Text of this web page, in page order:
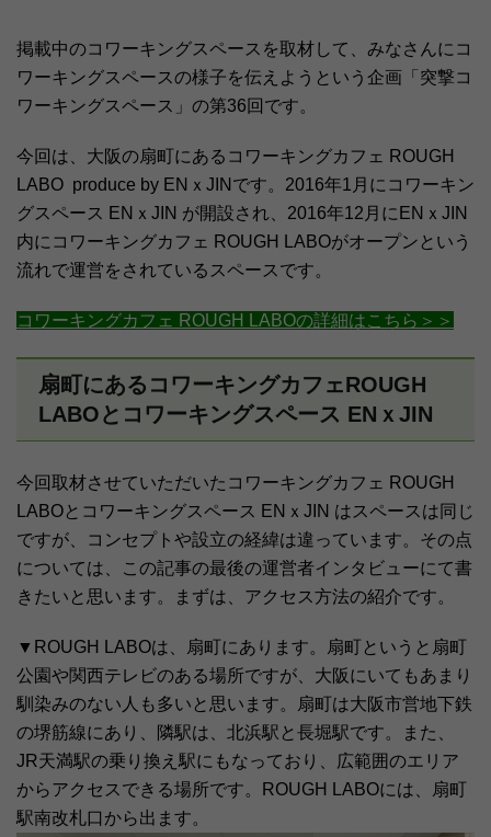
掲載中のコワーキングスペースを取材して、みなさんにコ
ワーキングスペースの様子を伝えようという企画「突撃コ
ワーキングスペース」の第36回です。
今回は、大阪の扇町にあるコワーキングカフェ ROUGH
LABO produce by ENｘJINです。2016年1月にコワーキン
グスペース ENｘJIN が開設され、2016年12月にENｘJIN
内にコワーキングカフェ ROUGH LABOがオープンという
流れで運営をされているスペースです。
コワーキングカフェ ROUGH LABOの詳細はこちら＞＞
扇町にあるコワーキングカフェROUGH
LABOとコワーキングスペース ENｘJIN
今回取材させていただいたコワーキングカフェ ROUGH
LABOとコワーキングスペース ENｘJIN はスペースは同じ
ですが、コンセプトや設立の経緯は違っています。その点
については、この記事の最後の運営者インタビューにて書
きたいと思います。まずは、アクセス方法の紹介です。
▼ROUGH LABOは、扇町にあります。扇町というと扇町
公園や関西テレビのある場所ですが、大阪にいてもあまり
馴染みのない人も多いと思います。扇町は大阪市営地下鉄
の堺筋線にあり、隣駅は、北浜駅と長堀駅です。また、
JR天満駅の乗り換え駅にもなっており、広範囲のエリア
からアクセスできる場所です。ROUGH LABOには、扇町
駅南改札口から出ます。